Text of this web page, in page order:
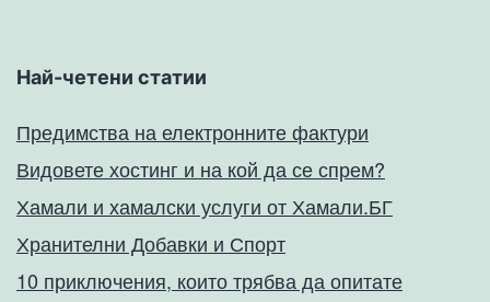
Най-четени статии
Предимства на електронните фактури
Видовете хостинг и на кой да се спрем?
Хамали и хамалски услуги от Хамали.БГ
Хранителни Добавки и Спорт
10 приключения, които трябва да опитате